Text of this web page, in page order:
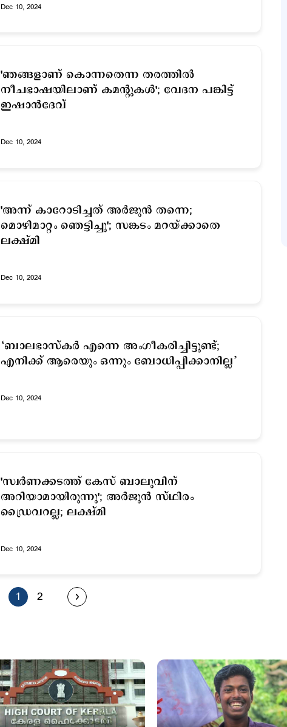
Dec 10, 2024
'ഞങ്ങളാണ് കൊന്നതെന്ന തരത്തില്‍
നീചഭാഷയിലാണ് കമന്‍റുകള്‍'; വേദന പങ്കിട്ട്
ഇഷാന്‍ദേവ്
Dec 10, 2024
'അന്ന് കാറോടിച്ചത് അര്‍ജുന്‍ തന്നെ;
മൊഴിമാറ്റം ഞെട്ടിച്ചു'; സങ്കടം മറയ്ക്കാതെ
ലക്ഷ്മി
Dec 10, 2024
‘ബാലഭാസ്കര്‍ എന്നെ അംഗീകരിച്ചിട്ടുണ്ട്;
എനിക്ക് ആരെയും ഒന്നും ബോധിപ്പിക്കാനില്ല’
Dec 10, 2024
'സ്വര്‍ണക്കടത്ത് കേസ് ബാലുവിന്
അറിയാമായിരുന്നു'; അര്‍ജുന്‍ സ്ഥിരം
ഡ്രൈവറല്ല; ലക്ഷ്മി
Dec 10, 2024
1 2